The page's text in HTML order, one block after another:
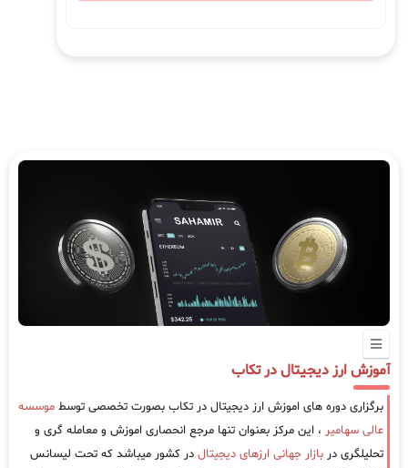
آموزش ارز دیجیتال در تکاب
برگزاری دوره های اموزش ارز دیجیتال در تکاب بصورت تخصصی توسط موسسه
عالی سهامیر ، این مرکز بعنوان تنها مرجع انحصاری اموزش و معامله گری و
تحلیلگری در بازار جهانی ارزهای دیجیتال در کشور میباشد که تحت لیسانس